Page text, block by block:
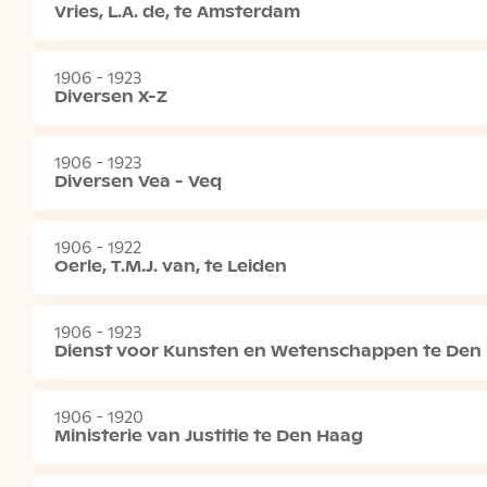
Vries, L.A. de, te Amsterdam
1906 - 1923
Diversen X-Z
1906 - 1923
Diversen Vea - Veq
1906 - 1922
Oerle, T.M.J. van, te Leiden
1906 - 1923
Dienst voor Kunsten en Wetenschappen te Den
1906 - 1920
Ministerie van Justitie te Den Haag